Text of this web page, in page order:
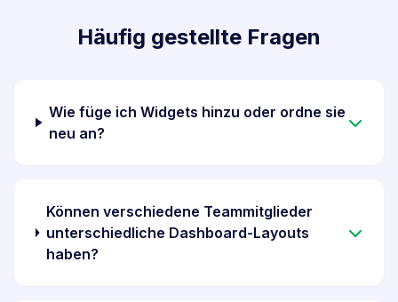
Häufig gestellte Fragen
Wie füge ich Widgets hinzu oder ordne sie
neu an?
Können verschiedene Teammitglieder
unterschiedliche Dashboard-Layouts
haben?